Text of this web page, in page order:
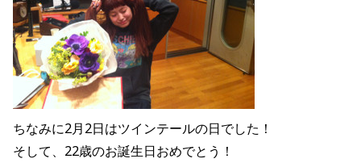
ちなみに2月2日はツインテールの日でした！
そして、22歳のお誕生日おめでとう！